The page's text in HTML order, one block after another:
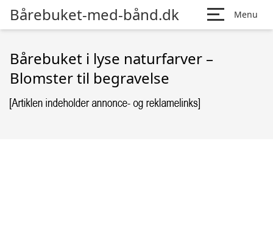
Bårebuket-med-bånd.dk Menu
Bårebuket i lyse naturfarver –
Blomster til begravelse